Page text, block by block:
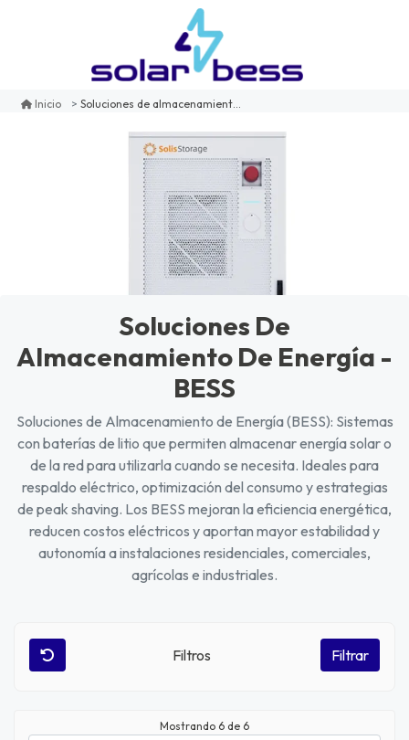
Inicio Soluciones de almacenamiento de energía - bess
Soluciones De
Almacenamiento De Energía -
BESS
Soluciones de Almacenamiento de Energía (BESS): Sistemas
con baterías de litio que permiten almacenar energía solar o
de la red para utilizarla cuando se necesita. Ideales para
respaldo eléctrico, optimización del consumo y estrategias
de peak shaving. Los BESS mejoran la eficiencia energética,
reducen costos eléctricos y aportan mayor estabilidad y
autonomía a instalaciones residenciales, comerciales,
agrícolas e industriales.
Filtros Filtrar
Mostrando 6 de 6